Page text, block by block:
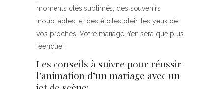
moments clés sublimés, des souvenirs
inoubliables, et des étoiles plein les yeux de
vos proches. Votre mariage n’en sera que plus
féerique !
Les conseils à suivre pour réussir
l’animation d’un mariage avec un